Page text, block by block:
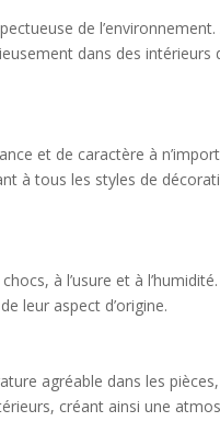
de l’environnement.
dans des intérieurs
et de caractère à
à tous les styles de
à l’usure et à
leur aspect d’origine.
agréable dans les
créant ainsi une